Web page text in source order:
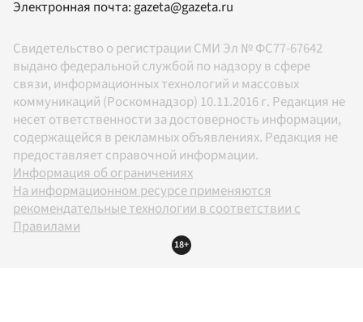
Электронная почта:gazeta@gazeta.ru
Свидетельство о регистрации СМИ Эл № ФС77-67642
выдано федеральной службой по надзору в сфере
связи, информационных технологий и массовых
коммуникаций (Роскомнадзор) 10.11.2016 г. Редакция не
несет ответственности за достоверность информации,
содержащейся в рекламных объявлениях. Редакция не
предоставляет справочной информации.
Информация об ограничениях
На информационном ресурсе применяются
рекомендательные технологии в соответствии с
Правилами
18+